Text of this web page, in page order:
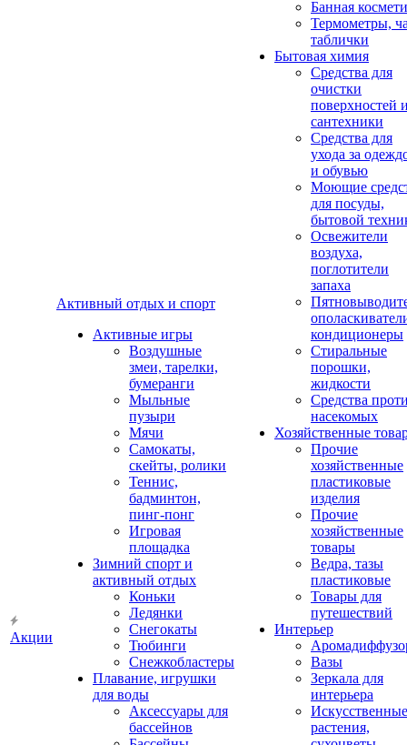
Акции
Активный отдых и спорт
Активные игры
Воздушные
змеи, тарелки,
бумеранги
Мыльные
пузыри
Мячи
Самокаты,
скейты, ролики
Теннис,
бадминтон,
пинг-понг
Игровая
площадка
Зимний спорт и
активный отдых
Коньки
Ледянки
Снегокаты
Тюбинги
Снежкобластеры
Плавание, игрушки
для воды
Аксессуары для
бассейнов
Банная
Термометры,
таблички
Бытовая химия
Средства для
очистки
поверхностей
сантехники
Средства для
ухода за
и обувью
Моющие
для посуды,
бытовой
Освежители
воздуха,
поглотители
запаха
кондиционеры
Стиральные
порошки,
жидкости
Средства
насекомых
Хозяйственные
Прочие
хозяйственные
пластиковые
изделия
Прочие
хозяйственные
товары
Ведра, тазы
пластиковые
Товары для
путешествий
Интерьер
Вазы
Зеркала для
интерьера
Искусственные
растения,